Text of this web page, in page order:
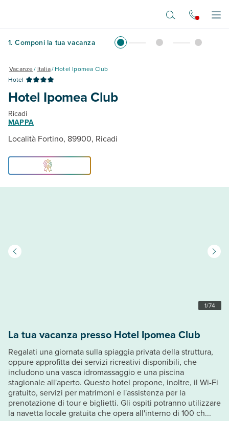
1. Componi la tua vacanza
Vacanze/ Italia/Hotel Ipomea Club
Hotel
Hotel Ipomea Club
Ricadi
MAPPA
Località Fortino, 89900, Ricadi
1/74
La tua vacanza presso Hotel Ipomea Club
Regalati una giornata sulla spiaggia privata della struttura,
oppure approfitta dei servizi ricreativi disponibili, che
includono una vasca idromassaggio e una piscina
stagionale all'aperto. Questo hotel propone, inoltre, il Wi-Fi
gratuito, servizi per matrimoni e l'assistenza per la
prenotazione di tour e biglietti. Gli ospiti potranno utilizzare
la navetta locale gratuita che opera all'interno di 100 ch...